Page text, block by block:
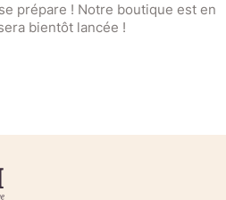
prépare ! Notre boutique est en
bientôt lancée !
rapide